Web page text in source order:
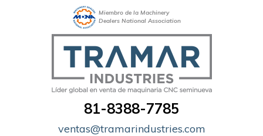
Miembro de la Machinery
Dealers National Association
81-8388-7785
ventas@tramarindustries.com